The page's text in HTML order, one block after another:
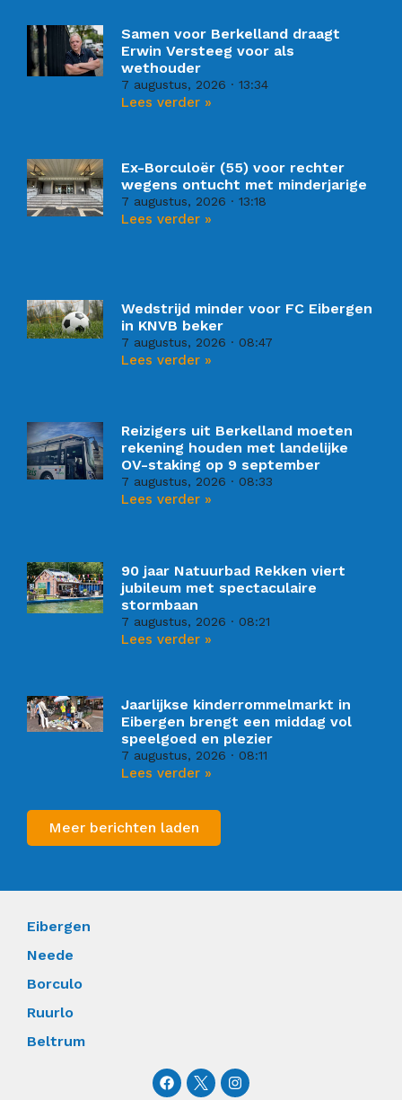
Samen voor Berkelland draagt
Erwin Versteeg voor als
wethouder
7 augustus, 2026 13:34
Lees verder »
Ex-Borculoër (55) voor rechter
wegens ontucht met minderjarige
7 augustus, 2026 13:18
Lees verder »
Wedstrijd minder voor FC Eibergen
in KNVB beker
7 augustus, 2026 08:47
Lees verder »
Reizigers uit Berkelland moeten
rekening houden met landelijke
OV-staking op 9 september
7 augustus, 2026 08:33
Lees verder »
90 jaar Natuurbad Rekken viert
jubileum met spectaculaire
stormbaan
7 augustus, 2026 08:21
Lees verder »
Jaarlijkse kinderrommelmarkt in
Eibergen brengt een middag vol
speelgoed en plezier
7 augustus, 2026 08:11
Lees verder »
Meer berichten laden
Eibergen
Neede
Borculo
Ruurlo
Beltrum
F
a
I
n